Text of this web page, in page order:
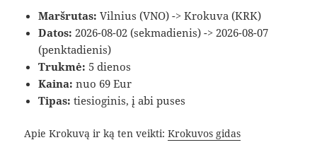
Maršrutas: Vilnius (VNO) -> Krokuva (KRK)
Datos: 2026-08-02 (sekmadienis) -> 2026-08-07
(penktadienis)
Trukmė: 5 dienos
Kaina: nuo 69 Eur
Tipas: tiesioginis, į abi puses
Apie Krokuvą ir ką ten veikti:Krokuvos gidas